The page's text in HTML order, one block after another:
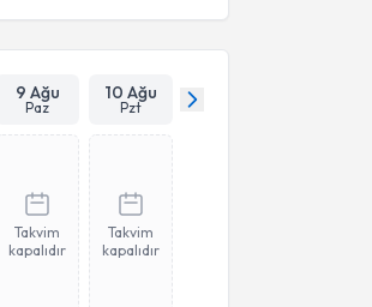
9 Ağu
Paz
10 Ağu
Pzt
Takvim
kapalıdır
Takvim
kapalıdır